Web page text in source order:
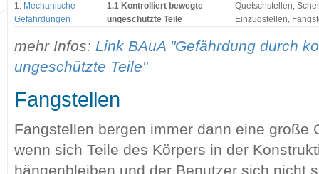
1. Mechanische
Gefährdungen
1.1 Kontrolliert bewegte
ungeschützte Teile
Quetschstellen,
Einzugstellen,
mehr Infos: Link BAuA "Gefährdung durch
ungeschützte Teile"
Fangstellen
Fangstellen bergen immer dann eine große
wenn sich Teile des Körpers in der
hängenbleiben und der Benutzer sich nicht